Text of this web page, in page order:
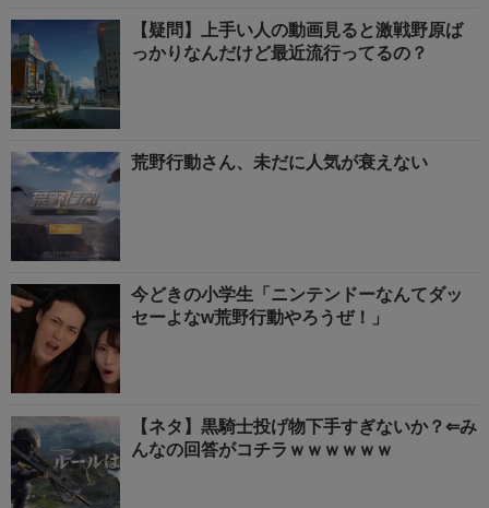
【疑問】上手い人の動画見ると激戦野原ば
っかりなんだけど最近流行ってるの？
荒野行動さん、未だに人気が衰えない
今どきの小学生「ニンテンドーなんてダッ
セーよなw荒野行動やろうぜ！」
【ネタ】黒騎士投げ物下手すぎないか？⇐み
んなの回答がコチラｗｗｗｗｗｗ